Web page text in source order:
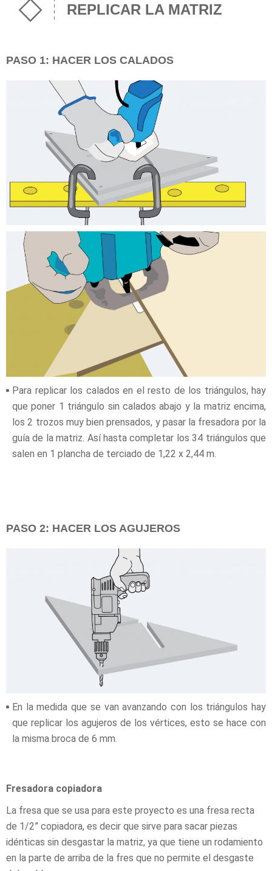
REPLICAR LA MATRIZ
PASO 1: HACER LOS CALADOS
Para replicar los calados en el resto de los triángulos, hay
que poner 1 triángulo sin calados abajo y la matriz encima,
los 2 trozos muy bien prensados, y pasar la fresadora por la
guía de la matriz. Así hasta completar los 34 triángulos que
salen en 1 plancha de terciado de 1,22 x 2,44 m.
PASO 2: HACER LOS AGUJEROS
En la medida que se van avanzando con los triángulos hay
que replicar los agujeros de los vértices, esto se hace con
la misma broca de 6 mm.
Fresadora copiadora
La fresa que se usa para este proyecto es una fresa recta
de 1/2” copiadora, es decir que sirve para sacar piezas
idénticas sin desgastar la matriz, ya que tiene un rodamiento
en la parte de arriba de la fres que no permite el desgaste